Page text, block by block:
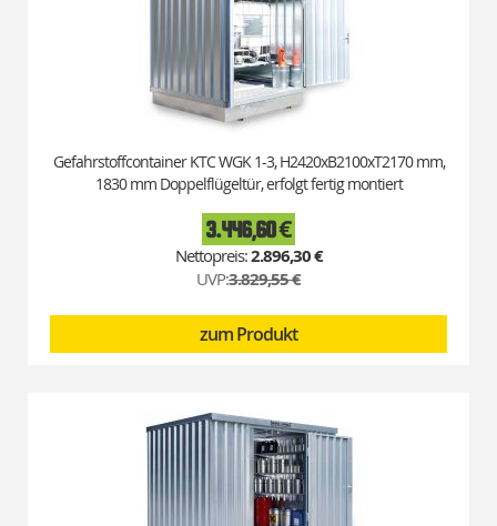
Gefahrstoffcontainer KTC WGK 1-3, H2420xB2100xT2170 mm,
1830 mm Doppelflügeltür, erfolgt fertig montiert
Special
Price
3.446,60 €
2.896,30 €
UVP:3.829,55 €
zum Produkt